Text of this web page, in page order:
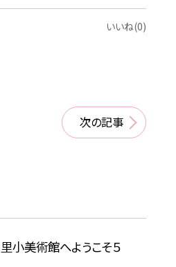
いいね(0)
次の記事
里小美術館へようこそ５